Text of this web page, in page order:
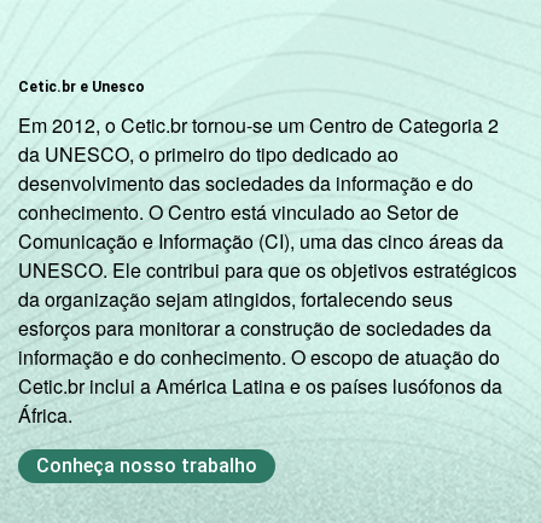
Cetic.br e Unesco
Em 2012, o Cetic.br tornou-se um Centro de Categoria 2
da UNESCO, o primeiro do tipo dedicado ao
desenvolvimento das sociedades da informação e do
conhecimento. O Centro está vinculado ao Setor de
Comunicação e Informação (CI), uma das cinco áreas da
UNESCO. Ele contribui para que os objetivos estratégicos
da organização sejam atingidos, fortalecendo seus
esforços para monitorar a construção de sociedades da
informação e do conhecimento. O escopo de atuação do
Cetic.br inclui a América Latina e os países lusófonos da
África.
Conheça nosso trabalho